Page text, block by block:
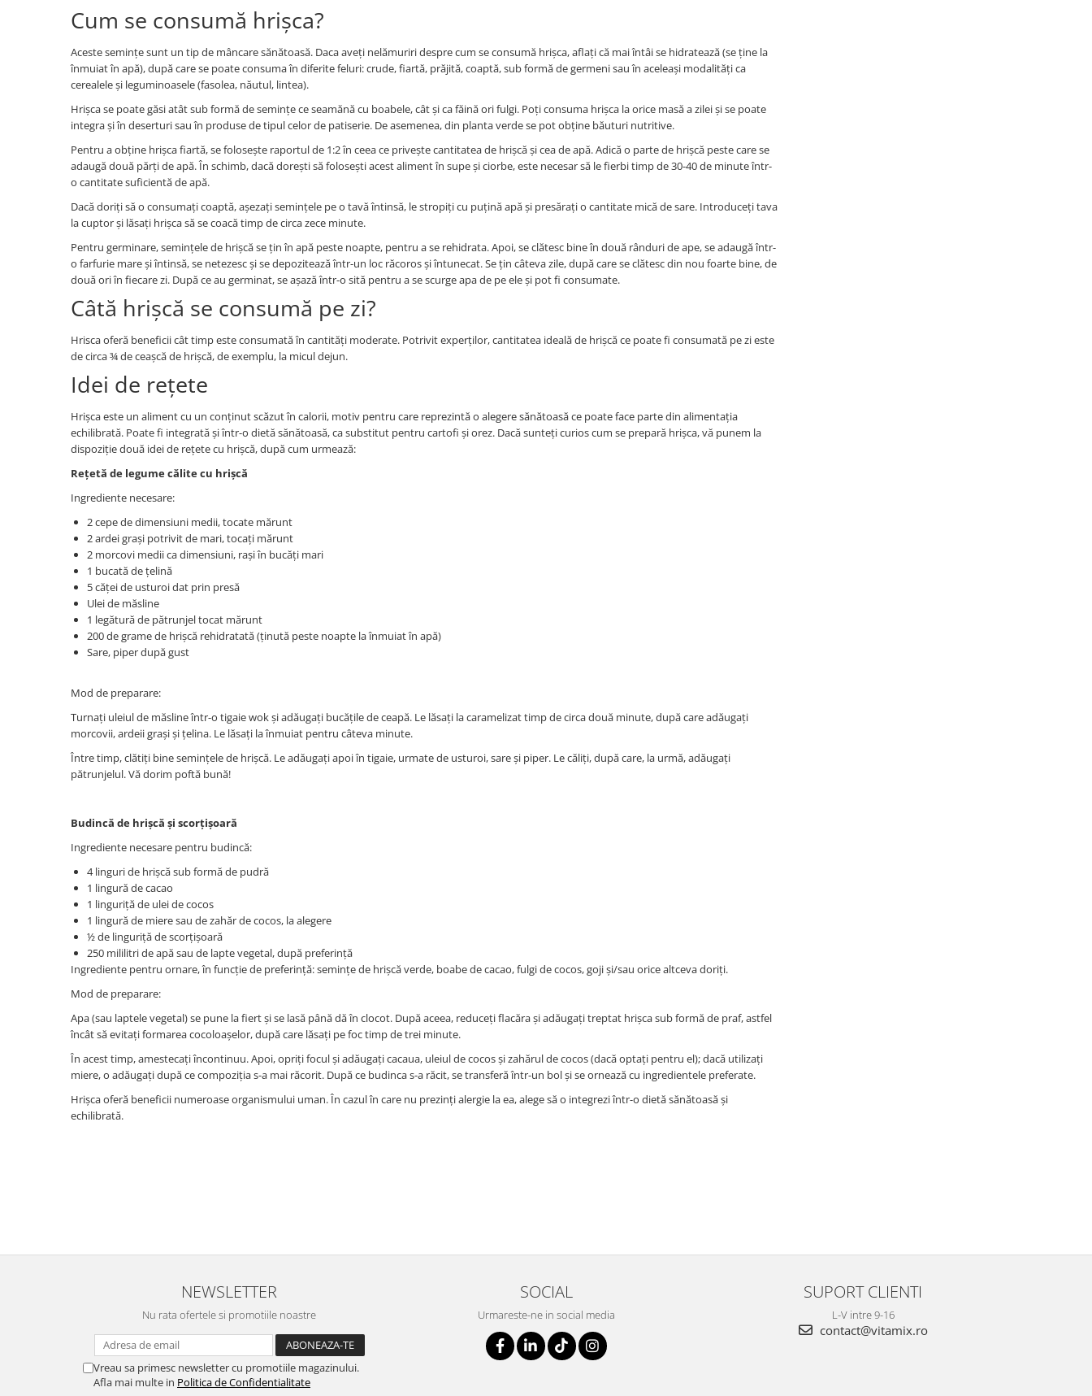
Cum se consumă hrișca?
Aceste semințe sunt un tip de mâncare sănătoasă. Daca aveți nelămuriri despre cum se consumă hrișca, aflați că mai întâi se hidratează (se ține la
înmuiat în apă), după care se poate consuma în diferite feluri: crude, fiartă, prăjită, coaptă, sub formă de germeni sau în aceleași modalități ca
cerealele și leguminoasele (fasolea, năutul, lintea).
Hrișca se poate găsi atât sub formă de semințe ce seamănă cu boabele, cât și ca făină ori fulgi. Poți consuma hrișca la orice masă a zilei și se poate
integra și în deserturi sau în produse de tipul celor de patiserie. De asemenea, din planta verde se pot obține băuturi nutritive.
Pentru a obține hrișca fiartă, se folosește raportul de 1:2 în ceea ce privește cantitatea de hrișcă și cea de apă. Adică o parte de hrișcă peste care se
adaugă două părți de apă. În schimb, dacă dorești să folosești acest aliment în supe și ciorbe, este necesar să le fierbi timp de 30-40 de minute într-
o cantitate suficientă de apă.
Dacă doriți să o consumați coaptă, așezați semințele pe o tavă întinsă, le stropiți cu puțină apă și presărați o cantitate mică de sare. Introduceți tava
la cuptor și lăsați hrișca să se coacă timp de circa zece minute.
Pentru germinare, semințele de hrișcă se țin în apă peste noapte, pentru a se rehidrata. Apoi, se clătesc bine în două rânduri de ape, se adaugă într-
o farfurie mare și întinsă, se netezesc și se depozitează într-un loc răcoros și întunecat. Se țin câteva zile, după care se clătesc din nou foarte bine, de
două ori în fiecare zi. După ce au germinat, se așază într-o sită pentru a se scurge apa de pe ele și pot fi consumate.
Câtă hrișcă se consumă pe zi?
Hrisca oferă beneficii cât timp este consumată în cantități moderate. Potrivit experților, cantitatea ideală de hrișcă ce poate fi consumată pe zi este
de circa ¾ de ceașcă de hrișcă, de exemplu, la micul dejun.
Idei de rețete
Hrișca este un aliment cu un conținut scăzut în calorii, motiv pentru care reprezintă o alegere sănătoasă ce poate face parte din alimentația
echilibrată. Poate fi integrată și într-o dietă sănătoasă, ca substitut pentru cartofi și orez. Dacă sunteți curios cum se prepară hrișca, vă punem la
dispoziție două idei de rețete cu hrișcă, după cum urmează:
Rețetă de legume călite cu hrișcă
Ingrediente necesare:
2 cepe de dimensiuni medii, tocate mărunt
2 ardei grași potrivit de mari, tocați mărunt
2 morcovi medii ca dimensiuni, rași în bucăți mari
1 bucată de țelină
5 căței de usturoi dat prin presă
Ulei de măsline
1 legătură de pătrunjel tocat mărunt
200 de grame de hrișcă rehidratată (ținută peste noapte la înmuiat în apă)
Sare, piper după gust
Mod de preparare:
Turnați uleiul de măsline într-o tigaie wok și adăugați bucățile de ceapă. Le lăsați la caramelizat timp de circa două minute, după care adăugați
morcovii, ardeii grași și țelina. Le lăsați la înmuiat pentru câteva minute.
Între timp, clătiți bine semințele de hrișcă. Le adăugați apoi în tigaie, urmate de usturoi, sare și piper. Le căliți, după care, la urmă, adăugați
pătrunjelul. Vă dorim poftă bună!
Budincă de hrișcă și scorțișoară
Ingrediente necesare pentru budincă:
4 linguri de hrișcă sub formă de pudră
1 lingură de cacao
1 linguriță de ulei de cocos
1 lingură de miere sau de zahăr de cocos, la alegere
½ de linguriță de scorțișoară
250 mililitri de apă sau de lapte vegetal, după preferință
Ingrediente pentru ornare, în funcție de preferință: semințe de hrișcă verde, boabe de cacao, fulgi de cocos, goji și/sau orice altceva doriți.
Mod de preparare:
Apa (sau laptele vegetal) se pune la fiert și se lasă până dă în clocot. După aceea, reduceți flacăra și adăugați treptat hrișca sub formă de praf, astfel
încât să evitați formarea cocoloașelor, după care lăsați pe foc timp de trei minute.
În acest timp, amestecați încontinuu. Apoi, opriți focul și adăugați cacaua, uleiul de cocos și zahărul de cocos (dacă optați pentru el); dacă utilizați
miere, o adăugați după ce compoziția s-a mai răcorit. După ce budinca s-a răcit, se transferă într-un bol și se ornează cu ingredientele preferate.
Hrișca oferă beneficii numeroase organismului uman. În cazul în care nu prezinți alergie la ea, alege să o integrezi într-o dietă sănătoasă și
echilibrată.
NEWSLETTER
Nu rata ofertele si promotiile noastre
Vreau sa primesc newsletter cu promotiile magazinului.
Afla mai multe in Politica de Confidentialitate
SOCIAL
Urmareste-ne in social media
SUPORT CLIENTI
L-V intre 9-16
contact@vitamix.ro